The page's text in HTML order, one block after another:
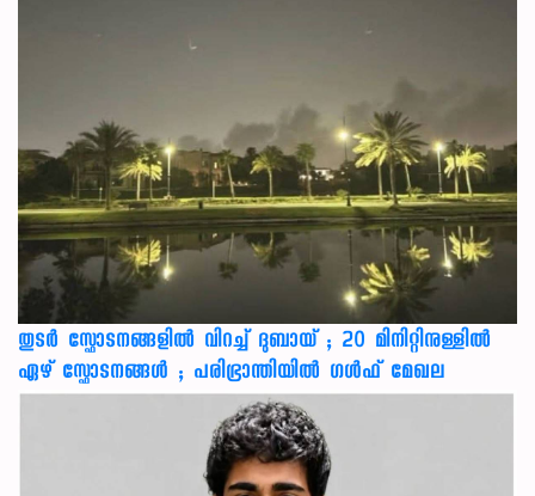
തുടർ സ്ഫോടനങ്ങളിൽ വിറച്ച് ദുബായ് ; 20 മിനിറ്റിനുള്ളിൽ
ഏഴ് സ്ഫോടനങ്ങൾ ; പരിഭ്രാന്തിയിൽ ഗൾഫ് മേഖല